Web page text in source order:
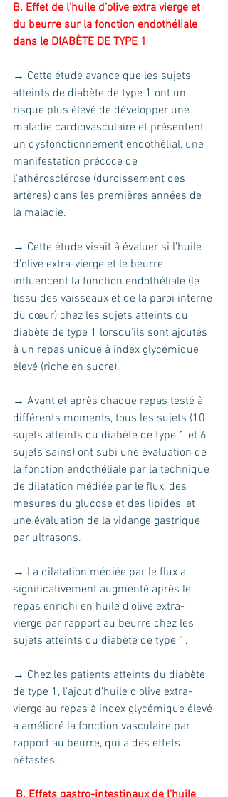
B. Effet de l'huile d'olive extra vierge et
du beurre sur la fonction endothéliale
dans le DIABÈTE DE TYPE 1
→ Cette étude avance que les sujets
atteints de diabète de type 1 ont un
risque plus élevé de développer une
maladie cardiovasculaire et présentent
un dysfonctionnement endothélial, une
manifestation précoce de
l'athérosclérose (durcissement des
artères) dans les premières années de
la maladie.
→ Cette étude visait à évaluer si l’huile
d’olive extra-vierge et le beurre
influencent la fonction endothéliale (le
tissu des vaisseaux et de la paroi interne
du cœur) chez les sujets atteints du
diabète de type 1 lorsqu'ils sont ajoutés
à un repas unique à index glycémique
élevé (riche en sucre).
→ Avant et après chaque repas testé à
différents moments, tous les sujets (10
sujets atteints du diabète de type 1 et 6
sujets sains) ont subi une évaluation de
la fonction endothéliale par la technique
de dilatation médiée par le flux, des
mesures du glucose et des lipides, et
une évaluation de la vidange gastrique
par ultrasons.
→ La dilatation médiée par le flux a
significativement augmenté après le
repas enrichi en huile d’olive extra-
vierge par rapport au beurre chez les
sujets atteints du diabète de type 1.
→ Chez les patients atteints du diabète
de type 1, l'ajout d'huile d’olive extra-
vierge au repas à index glycémique élevé
a amélioré la fonction vasculaire par
rapport au beurre, qui a des effets
néfastes.